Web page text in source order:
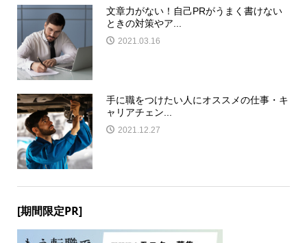
文章力がない！自己PRがうまく書けない
ときの対策やア...
2021.03.16
手に職をつけたい人にオススメの仕事・キ
ャリアチェン...
2021.12.27
[期間限定PR]